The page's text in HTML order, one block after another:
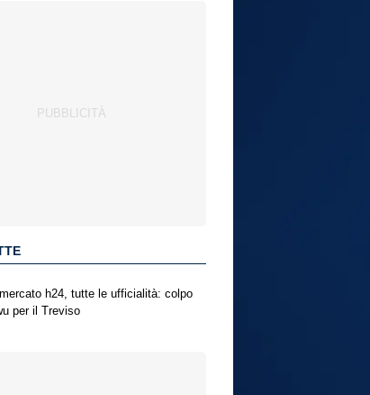
h24, tutte le ufficialità: colpo
per il Treviso